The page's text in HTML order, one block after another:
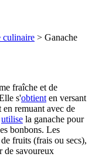
culinaire > Ganache
fraîche et de
s'obtient en versant
remuant avec de
utilise la ganache pour
bonbons. Les
fruits (frais ou secs),
de savoureux